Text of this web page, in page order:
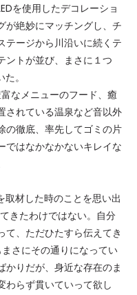
を使用したデコレーショ
が絶妙にマッチングし、チ
テージから川沿いに続くテ
ントが並び、まさに１つ
。
なメニューのフード、癒
されている温泉など音以外
の徹底、率先してゴミの片
ではなかなかないキレイな
材した時のことを思い出
きたわけではない。自分
て、ただひたすら伝えてき
さにその通りになってい
かりだが、身近な存在のま
わらず貫いていって欲し